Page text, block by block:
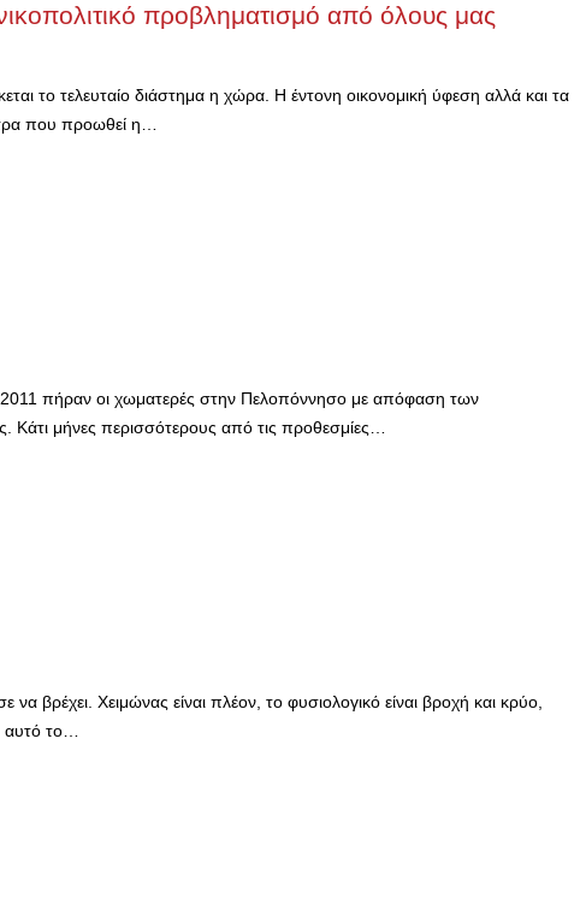
προβληματισμό από όλους μας
το τελευταίο διάστημα η χώρα. Η έντονη οικονομική ύφεση αλλά και τα
που προωθεί η…
πήραν οι χωματερές στην Πελοπόννησο με απόφαση των
Κάτι μήνες περισσότερους από τις προθεσμίες…
βρέχει. Χειμώνας είναι πλέον, το φυσιολογικό είναι βροχή και κρύο,
το…